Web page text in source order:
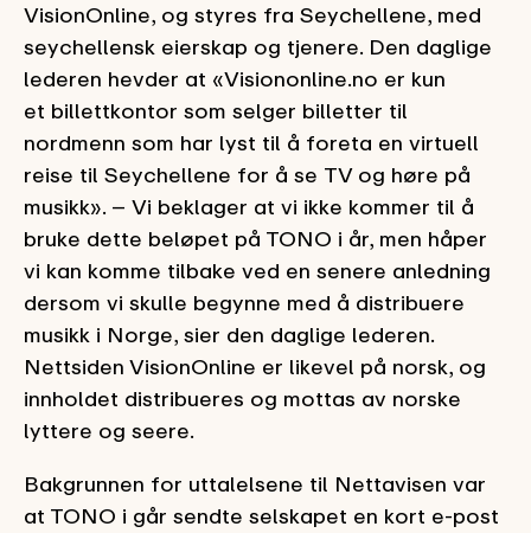
VisionOnline, og styres fra Seychellene, med
seychellensk eierskap og tjenere. Den daglige
lederen hevder at «Visiononline.no er kun
et billettkontor som selger billetter til
nordmenn som har lyst til å foreta en virtuell
reise til Seychellene for å se TV og høre på
musikk». – Vi beklager at vi ikke kommer til å
bruke dette beløpet på TONO i år, men håper
vi kan komme tilbake ved en senere anledning
dersom vi skulle begynne med å distribuere
musikk i Norge, sier den daglige lederen.
Nettsiden VisionOnline er likevel på norsk, og
innholdet distribueres og mottas av norske
lyttere og seere.
Bakgrunnen for uttalelsene til Nettavisen var
at TONO i går sendte selskapet en kort e-post